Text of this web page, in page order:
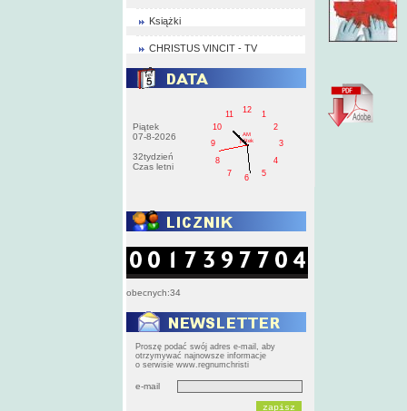
Książki
CHRISTUS VINCIT - TV
Piątek
07-8-2026
32tydzień
Czas letni
1
2
3
4
5
6
7
8
9
10
11
12
AM
pištek
obecnych:34
Proszę podać swój adres e-mail, aby
otrzymywać najnowsze informacje
o serwisie www.regnumchristi
e-mail